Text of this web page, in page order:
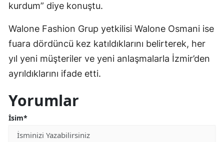
kurdum” diye konuştu.
Walone Fashion Grup yetkilisi Walone Osmani ise
fuara dördüncü kez katıldıklarını belirterek, her
yıl yeni müşteriler ve yeni anlaşmalarla İzmir’den
ayrıldıklarını ifade etti.
Yorumlar
İsim*